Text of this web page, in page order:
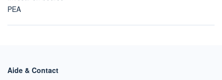
PEA
Aide & Contact